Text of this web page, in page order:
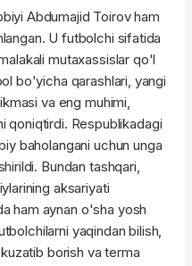
Abdumajid Toirov ham
U futbolchi sifatida
mutaxassislar qo'l
bo'yicha qarashlari, yangi
va eng muhimi,
qoniqtirdi. Respublikadagi
baholangani uchun unga
Bundan tashqari,
aksariyati
ham aynan o'sha yosh
yaqindan bilish,
borish va terma